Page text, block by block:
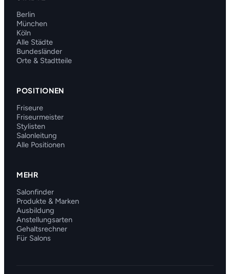
Berlin
München
Köln
Alle Städte
Bundesländer
Orte & Stadtteile
POSITIONEN
Friseure
Friseurmeister
Stylisten
Salonleitung
Alle Positionen
MEHR
Salonfinder
Produkte & Marken
Ausbildung
Anstellungsarten
Gehaltsrechner
Für Salons